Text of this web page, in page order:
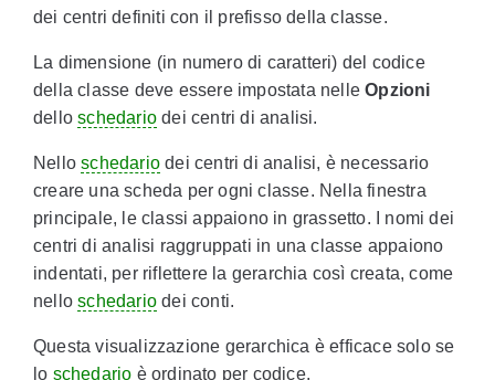
dei centri definiti con il prefisso della classe.
La dimensione (in numero di caratteri) del codice
della classe deve essere impostata nelleOpzioni
delloschedariodei centri di analisi.
Nelloschedariodei centri di analisi, è necessario
creare una scheda per ogni classe. Nella finestra
principale, le classi appaiono in grassetto. I nomi dei
centri di analisi raggruppati in una classe appaiono
indentati, per riflettere la gerarchia così creata, come
nelloschedariodei conti.
Questa visualizzazione gerarchica è efficace solo se
lo schedario è ordinato per codice.